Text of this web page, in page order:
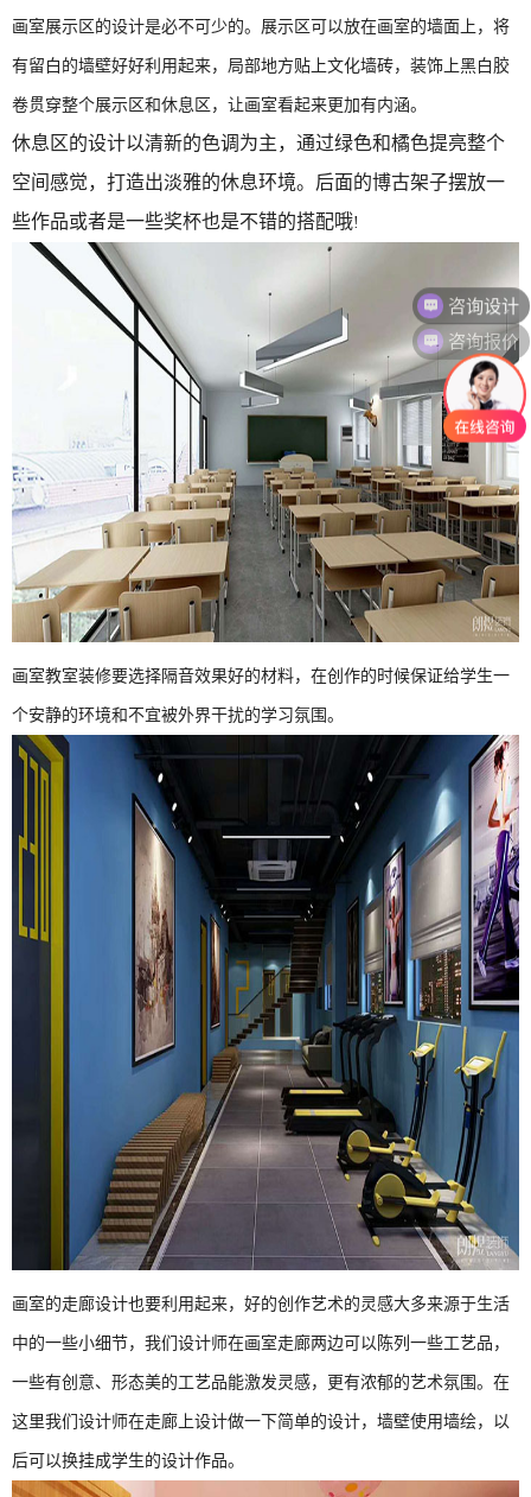
画室展示区的设计是必不可少的。展示区可以放在画室的墙面上，将
有留白的墙壁好好利用起来，局部地方贴上文化墙砖，装饰上黑白胶
卷贯穿整个展示区和休息区，让画室看起来更加有内涵。
休息区的设计以清新的色调为主，通过绿色和橘色提亮整个
空间感觉，打造出淡雅的休息环境。后面的博古架子摆放一
些作品或者是一些奖杯也是不错的搭配哦!
画室教室装修要选择隔音效果好的材料，在创作的时候保证给学生一
个安静的环境和不宜被外界干扰的学习氛围。
画室的走廊设计也要利用起来，好的创作艺术的灵感大多来源于生活
中的一些小细节，我们设计师在画室走廊两边可以陈列一些工艺品，
一些有创意、形态美的工艺品能激发灵感，更有浓郁的艺术氛围。在
这里我们设计师在走廊上设计做一下简单的设计，墙壁使用墙绘，以
后可以换挂成学生的设计作品。
咨询报价